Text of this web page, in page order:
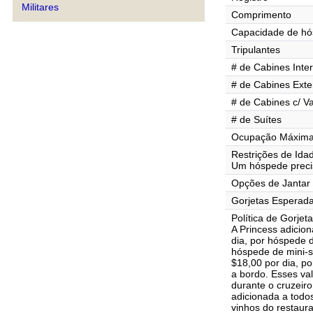
Militares
Comprimento
Capacidade de
Tripulantes
# de Cabines
# de Cabines
# de Cabines c/
# de Suítes
Ocupação
Restrições de
Um hóspede
Opções de Jantar
Gorjetas
Política de
A Princess
dia, por hóspede
hóspede de mini-
$18,00 por dia,
a bordo. Esses
durante o
adicionada a
vinhos do